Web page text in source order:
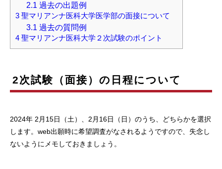
2.1 過去の出題例
3 聖マリアンナ医科大学医学部の面接について
3.1 過去の質問例
4 聖マリアンナ医科大学２次試験のポイント
2次試験（面接）の日程について
2024年 2月15日（土）、2月16日（日）のうち、どちらかを選択
します。web出願時に希望調査がなされるようですので、失念し
ないようにメモしておきましょう。